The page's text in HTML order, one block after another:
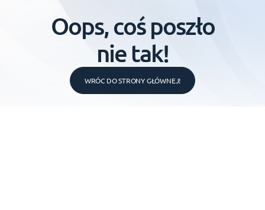
Oops, coś poszło
nie tak!
WRÓC DO STRONY GŁÓWNEJ!